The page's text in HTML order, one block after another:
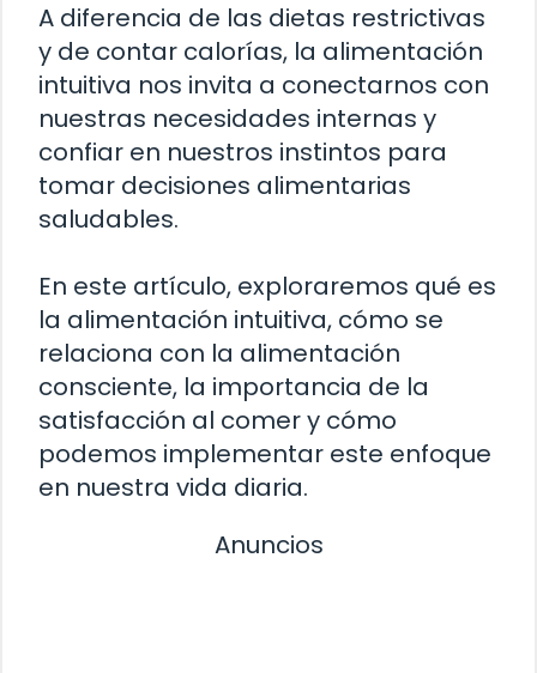
A diferencia de las dietas restrictivas
y de contar calorías, la alimentación
intuitiva nos invita a conectarnos con
nuestras necesidades internas y
confiar en nuestros instintos para
tomar decisiones alimentarias
saludables.
En este artículo, exploraremos qué es
la alimentación intuitiva, cómo se
relaciona con la alimentación
consciente, la importancia de la
satisfacción al comer y cómo
podemos implementar este enfoque
en nuestra vida diaria.
Anuncios